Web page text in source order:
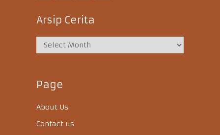
Arsip Cerita
Page
About Us
Contact us